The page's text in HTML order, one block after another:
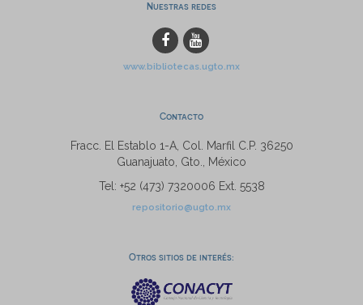
Nuestras redes
www.bibliotecas.ugto.mx
Contacto
Fracc. El Establo 1-A, Col. Marfil C.P. 36250
Guanajuato, Gto., México
Tel: +52 (473) 7320006 Ext. 5538
repositorio@ugto.mx
Otros sitios de interés: